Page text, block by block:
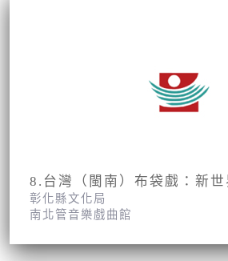
彰化縣文化局
南北管音樂戲曲館